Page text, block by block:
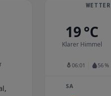
19 °C
Klarer Himmel
06:01 56 %
SA